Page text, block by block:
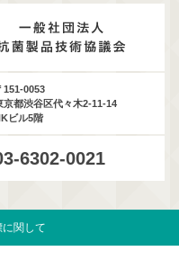
151-0053
京都渋谷区代々木2-11-14
ビル5階
6302-0021
に関して